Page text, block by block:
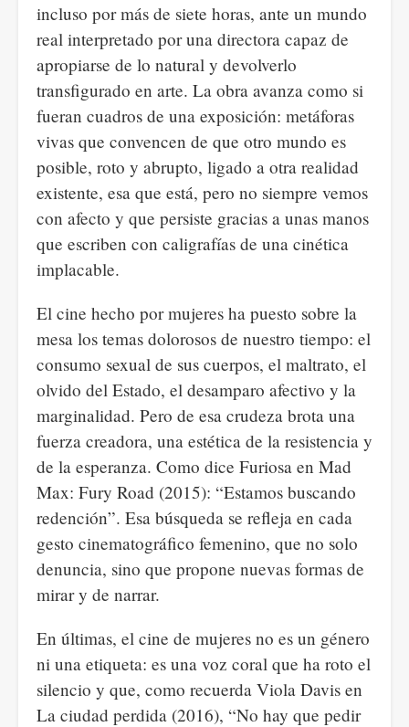
incluso por más de siete horas, ante un mundo
real interpretado por una directora capaz de
apropiarse de lo natural y devolverlo
transfigurado en arte. La obra avanza como si
fueran cuadros de una exposición: metáforas
vivas que convencen de que otro mundo es
posible, roto y abrupto, ligado a otra realidad
existente, esa que está, pero no siempre vemos
con afecto y que persiste gracias a unas manos
que escriben con caligrafías de una cinética
implacable.
El cine hecho por mujeres ha puesto sobre la
mesa los temas dolorosos de nuestro tiempo: el
consumo sexual de sus cuerpos, el maltrato, el
olvido del Estado, el desamparo afectivo y la
marginalidad. Pero de esa crudeza brota una
fuerza creadora, una estética de la resistencia y
de la esperanza. Como dice Furiosa en Mad
Max: Fury Road (2015): “Estamos buscando
redención”. Esa búsqueda se refleja en cada
gesto cinematográfico femenino, que no solo
denuncia, sino que propone nuevas formas de
mirar y de narrar.
En últimas, el cine de mujeres no es un género
ni una etiqueta: es una voz coral que ha roto el
silencio y que, como recuerda Viola Davis en
La ciudad perdida (2016), “No hay que pedir